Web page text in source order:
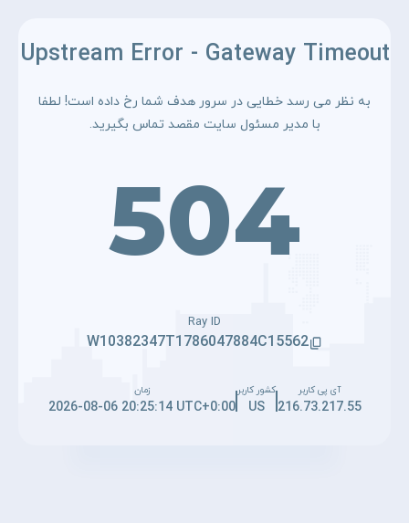
Upstream Error - Gateway Timeout
به نظر می رسد خطایی در سرور هدف شما رخ داده است! لطفا
با مدیر مسئول سایت مقصد تماس بگیرید.
504
Ray ID
W10382347T1786047884C15562
آی پی کاربر
216.73.217.55
کشور کاربر
US
زمان
2026-08-06 20:25:14 UTC+0:00